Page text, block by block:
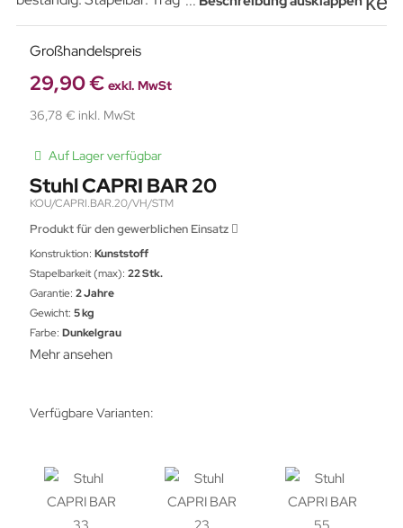
Großhandelspreis
29,90 € exkl. MwSt
36,78 € inkl. MwSt
Auf Lager verfügbar
Stuhl CAPRI BAR 20
KOU/CAPRI.BAR.20/VH/STM
Produkt für den gewerblichen Einsatz
Konstruktion: Kunststoff
Stapelbarkeit (max): 22 Stk.
Garantie: 2 Jahre
Gewicht: 5 kg
Farbe: Dunkelgrau
Mehr ansehen
Verfügbare Varianten: